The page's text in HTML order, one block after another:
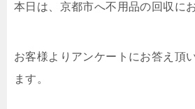
本日は、京都市へ不用品の回収に
お客様よりアンケートにお答え頂
ます。